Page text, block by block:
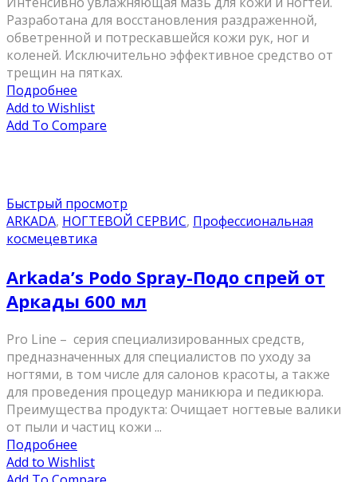
Разработана для восстановления раздраженной,
обветренной и потрескавшейся кожи рук, ног и
коленей. Исключительно эффективное средство от
трещин на пятках.
Подробнее
Add to Wishlist
Add To Compare
Быстрый просмотр
ARKADA, НОГТЕВОЙ СЕРВИС, Профессиональная
космецевтика
Arkada’s Podo Spray-Подо спрей от
Аркады 600 мл
Pro Line – серия специализированных средств,
предназначенных для специалистов по уходу за
ногтями, в том числе для салонов красоты, а также
для проведения процедур маникюра и педикюра.
Преимущества продукта: Очищает ногтевые валики
от пыли и частиц кожи ...
Подробнее
Add to Wishlist